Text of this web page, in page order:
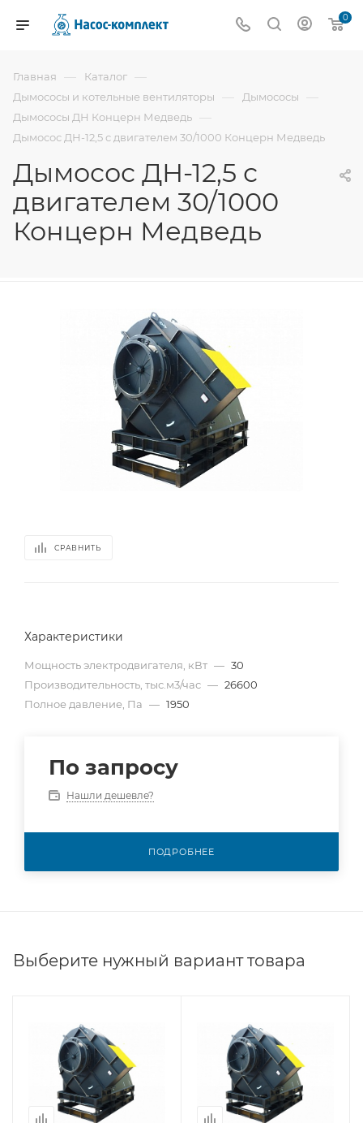
0
Главная — Каталог —
Дымососы и котельные вентиляторы — Дымососы —
Дымососы ДН Концерн Медведь —
Дымосос ДН-12,5 с двигателем 30/1000 Концерн Медведь
Дымосос ДН-12,5 с
двигателем 30/1000
Концерн Медведь
СРАВНИТЬ
Характеристики
Мощность электродвигателя, кВт — 30
Производительность, тыс.м3/час — 26600
Полное давление, Па — 1950
По запросу
Нашли дешевле?
ПОДРОБНЕЕ
Выберите нужный вариант товара